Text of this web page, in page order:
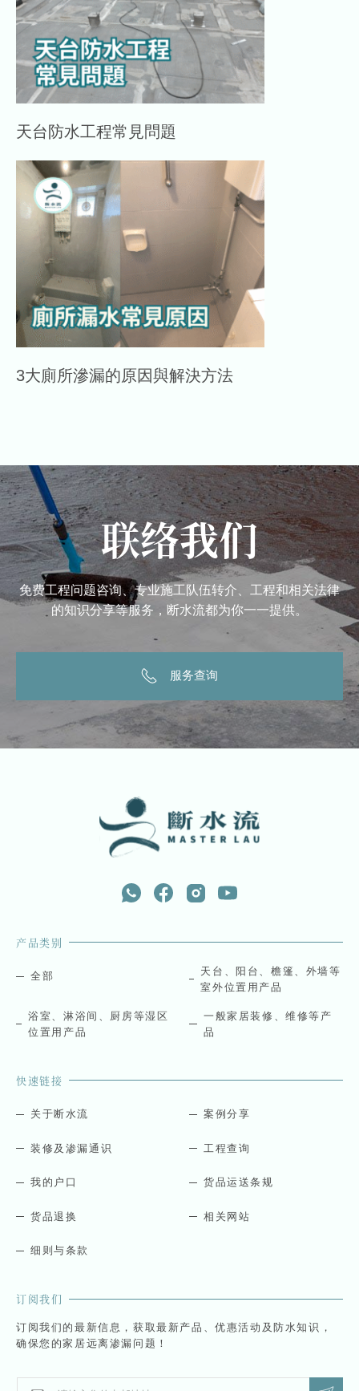
天台防水工程常見問題
3大廁所滲漏的原因與解決方法
联络我们
免费工程问题咨询、专业施工队伍转介、工程和相关法律
的知识分享等服务，断水流都为你一一提供。
服务查询
产品类别
全部
天台、阳台、檐篷、外墙等
室外位置用产品
浴室、淋浴间、厨房等湿区
位置用产品
一般家居装修、维修等产
品
快速链接
关于断水流 案例分享
装修及渗漏通识 工程查询
我的户口 货品运送条规
货品退换 相关网站
细则与条款
订阅我们
订阅我们的最新信息，获取最新产品、优惠活动及防水知识，
确保您的家居远离渗漏问题！